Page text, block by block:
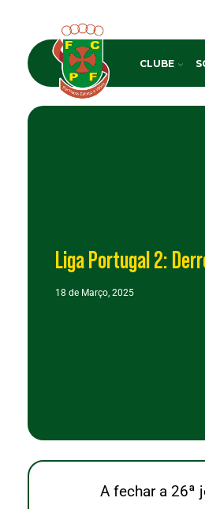
CLUBE
Liga Portugal 2:
18 de Março, 2025
A fechar a 26ª